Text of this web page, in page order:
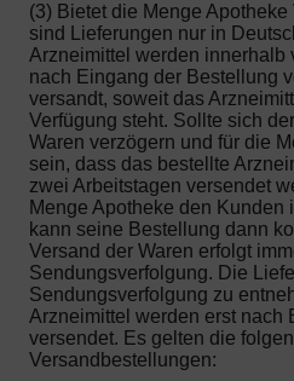
(3) Bietet die Menge
sind Lieferungen nur in
Arzneimittel werden innerhalb
nach Eingang der Bestellung
versandt, soweit das
Verfügung steht. Sollte sich
Waren verzögern und für die
sein, dass das bestellte
zwei Arbeitstagen versendet
Menge Apotheke den Kunden
kann seine Bestellung dann
Versand der Waren erfolgt
Sendungsverfolgung. Die
Sendungsverfolgung zu
Arzneimittel werden erst nach
versendet. Es gelten die
Versandbestellungen: